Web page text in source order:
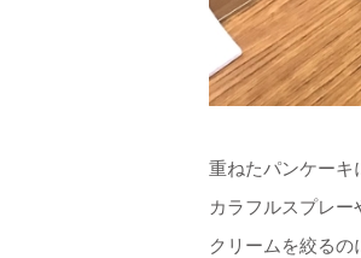
重ねたパンケーキ
カラフルスプレー
クリームを絞るの